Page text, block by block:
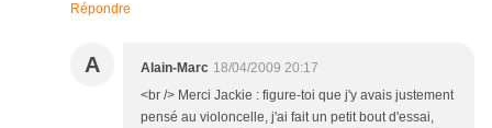
Répondre
A Alain-Marc 18/04/2009 20:17
<br /> Merci Jackie : figure-toi que j'y avais justement
pensé au violoncelle, j'ai fait un petit bout d'essai,